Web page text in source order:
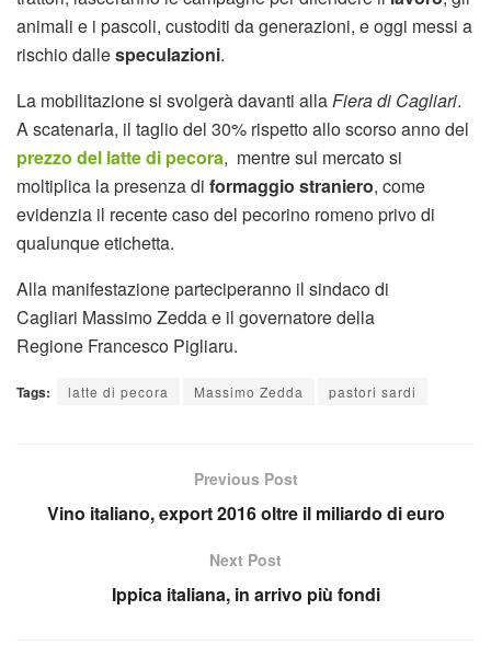
animali e i pascoli, custoditi da generazioni, e oggi messi a
rischio dallespeculazioni.
La mobilitazione si svolgerà davanti allaFiera di Cagliari.
A scatenarla, il taglio del 30% rispetto allo scorso anno del
prezzo del latte di pecora, mentre sul mercato si
moltiplica la presenza di formaggio straniero, come
evidenzia il recente caso del pecorino romeno privo di
qualunque etichetta.
Alla manifestazione parteciperanno il sindaco di
Cagliari Massimo Zedda e il governatore della
Regione Francesco Pigliaru.
Tags: latte di pecora Massimo Zedda pastori sardi
Previous Post
Vino italiano, export 2016 oltre il miliardo di euro
Next Post
Ippica italiana, in arrivo più fondi